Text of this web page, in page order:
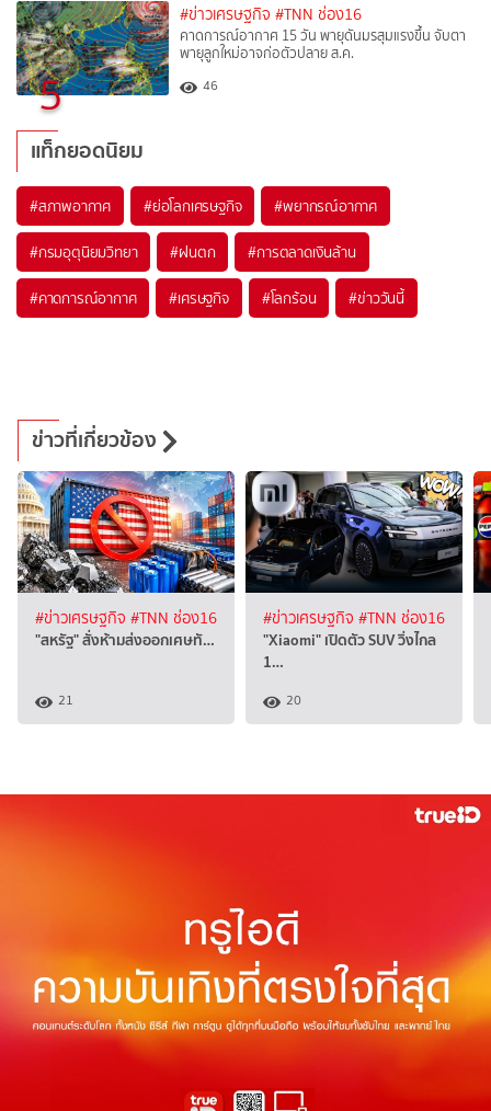
5
#ข่าวเศรษฐกิจ #TNN ช่อง16
คาดการณ์อากาศ 15 วัน พายุดันมรสุมแรงขึ้น จับตา
พายุลูกใหม่อาจก่อตัวปลาย ส.ค.
46
แท็กยอดนิยม
#สภาพอากาศ #ย่อโลกเศรษฐกิจ #พยากรณ์อากาศ
#กรมอุตุนิยมวิทยา #ฝนตก #การตลาดเงินล้าน
#คาดการณ์อากาศ #เศรษฐกิจ #โลกร้อน #ข่าววันนี้
ข่าวที่เกี่ยวข้อง
#ข่าวเศรษฐกิจ #TNN ช่อง16
"สหรัฐ" สั่งห้ามส่งออกเศษทั…
21
#ข่าวเศรษฐกิจ #TNN ช่อง16
"Xiaomi" เปิดตัว SUV วิ่งไกล
1…
20